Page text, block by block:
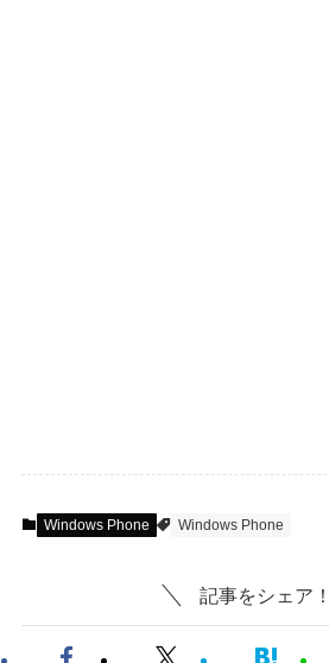
Windows Phone Windows Phone
記事をシェア！